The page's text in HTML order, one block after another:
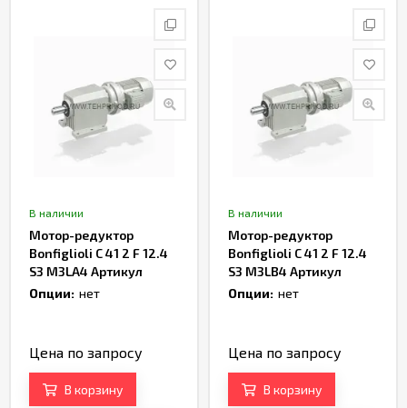
В наличии
Мотор-редуктор
Bonfiglioli C 41 2 F 12.4
S3 M3LA4 Артикул
TH163920
Опции: нет
Цена по запросу
В корзину
В наличии
Мотор-редуктор
Bonfiglioli C 41 2 F 12.4
S3 M3LB4 Артикул
TH165066
Опции: нет
Цена по запросу
В корзину